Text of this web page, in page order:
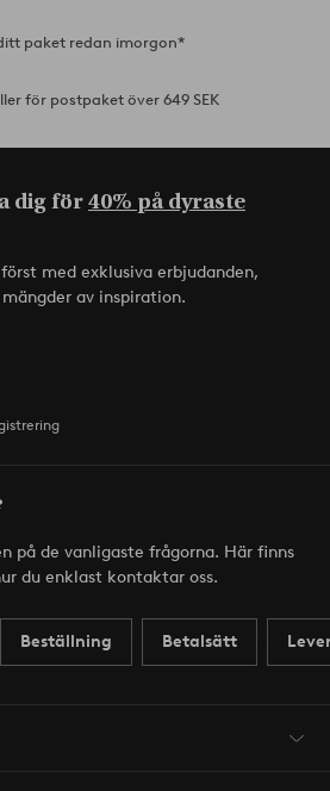
paket redan imorgon*
för postpaket över 649 SEK
dig för40% på dyraste
med exklusiva erbjudanden,
av inspiration.
på de vanligaste frågorna. Här finns
du enklast kontaktar oss.
Beställning Betalsätt